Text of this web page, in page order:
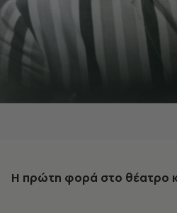
Η πρώτη φορά στο θέατρο